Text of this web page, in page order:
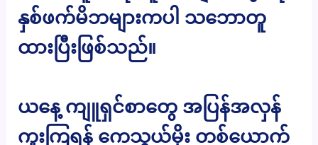
နှစ်ဖက်မိဘများကပါ သဘောတူ
ထားပြီးဖြစ်သည်။
ယနေ့ ကျူရှင်စာတွေ အပြန်အလှန်
ကူးကြရန် ကေသွယ်မိုး တစ်ယောက်